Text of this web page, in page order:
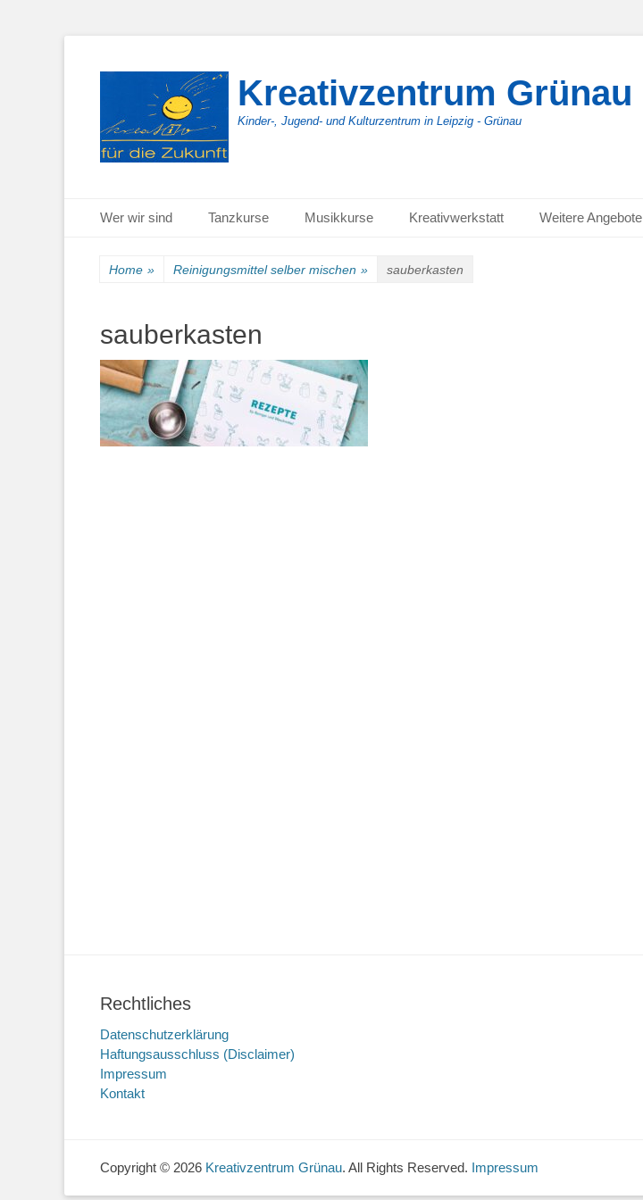
Kreativzentrum Grünau
Kinder-, Jugend- und Kulturzentrum in Leipzig - Grünau
Primäres Menü
Inhalt
Wer wir sind Tanzkurse Musikkurse Kreativwerkstatt Weitere Angebote
Home » Reinigungsmittel selber mischen » sauberkasten
sauberkasten
Rechtliches
Datenschutzerklärung
Haftungsausschluss (Disclaimer)
Impressum
Kontakt
Copyright © 2026 Kreativzentrum Grünau. All Rights Reserved. Impressum